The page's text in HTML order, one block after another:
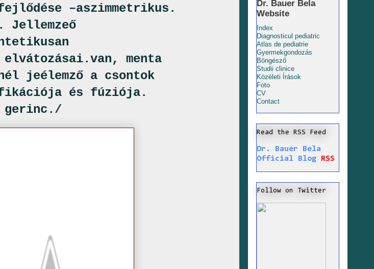
–aszimmetrikus.
Jellemzeő
elvátozásai.van, menta
jeélemző a csontok
és fúziója.
gerinc./
Dr. Bauer Bela
Website
Index
Diagnosticul pediatric
Atlas de pediatrie
Gyermekgondozás
Böngésző
Studii clinice
Közéleti Írások
Foto
CV
Contact
Read the RSS Feed
Dr. Bauer Bela
Official Blog
RSS
Follow on Twitter